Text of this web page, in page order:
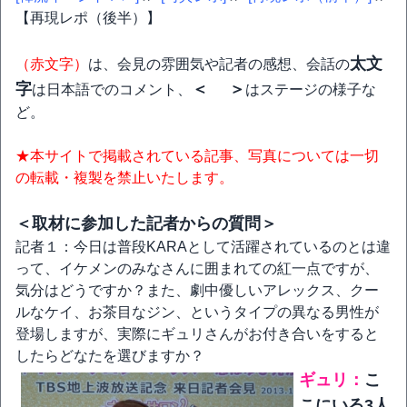
【再現レポ（後半）】
（赤文字） は、会見の雰囲気や記者の感想、会話の太文
字は日本語でのコメント、 ＜ ＞ はステージの様子な
ど。
★本サイトで掲載されている記事、写真については一切
の転載・複製を禁止いたします。
＜取材に参加した記者からの質問＞
記者１：今日は普段KARAとして活躍されているのとは違
って、イケメンのみなさんに囲まれての紅一点ですが、
気分はどうですか？また、劇中優しいアレックス、クー
ルなケイ、お茶目なジン、というタイプの異なる男性が
登場しますが、実際にギュリさんがお付き合いをすると
したらどなたを選びますか？
ギュリ： こ